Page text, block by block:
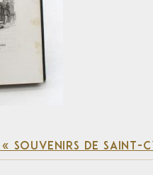
SOUVENIRS DE SAINT-